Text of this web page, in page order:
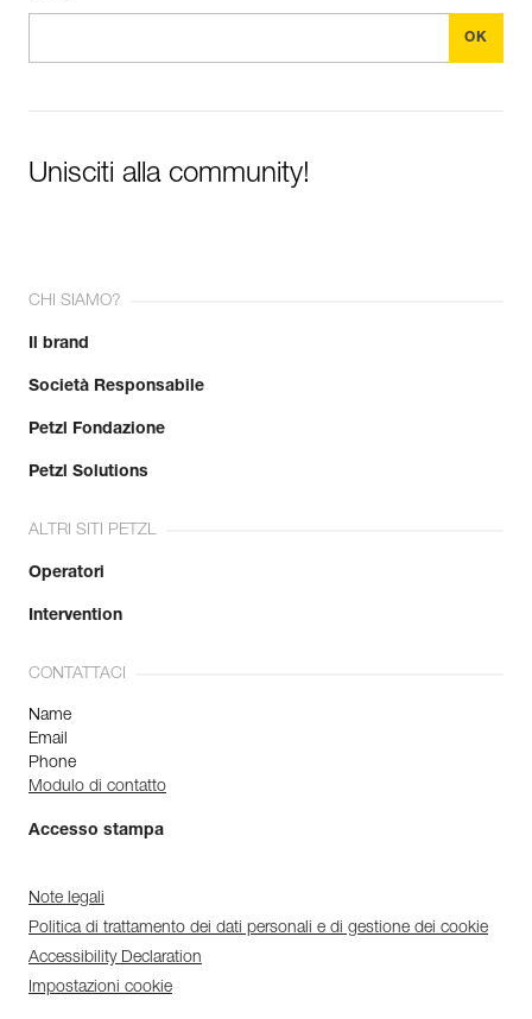
Unisciti alla community!
CHI SIAMO?
Il brand
Società Responsabile
Petzl Fondazione
Petzl Solutions
ALTRI SITI PETZL
Operatori
Intervention
CONTATTACI
Name
Email
Phone
Modulo di contatto
Accesso stampa
Note legali
Politica di trattamento dei dati personali e di gestione dei cookie
Accessibility Declaration
Impostazioni cookie